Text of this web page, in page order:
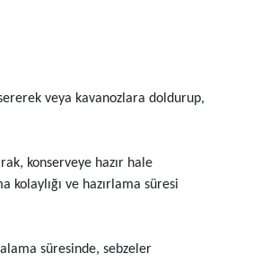
veya kavanozlara doldurup,
konserveye hazır hale
ve hazırlama süresi
süresinde, sebzeler